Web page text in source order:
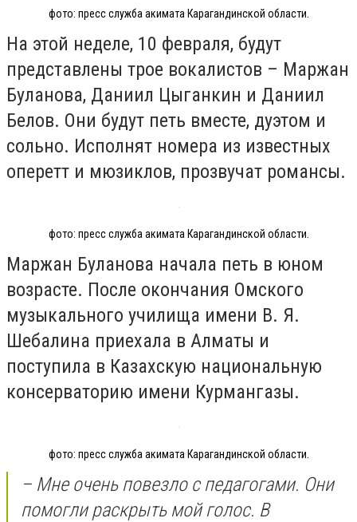
фото: пресс служба акимата Карагандинской области.
На этой неделе, 10 февраля, будут
представлены трое вокалистов – Маржан
Буланова, Даниил Цыганкин и Даниил
Белов. Они будут петь вместе, дуэтом и
сольно. Исполнят номера из известных
оперетт и мюзиклов, прозвучат романсы.
фото: пресс служба акимата Карагандинской области.
Маржан Буланова начала петь в юном
возрасте. После окончания Омского
музыкального училища имени В. Я.
Шебалина приехала в Алматы и
поступила в Казахскую национальную
консерваторию имени Курмангазы.
фото: пресс служба акимата Карагандинской области.
– Мне очень повезло с педагогами. Они
помогли раскрыть мой голос. В